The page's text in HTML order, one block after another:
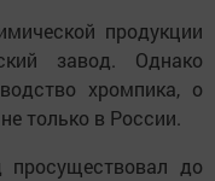
продукции
завод. Однако
хромпика, о
только в России.
просуществовал до